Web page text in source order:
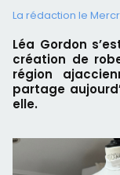
La rédaction le
Léa Gordon
création de
région
partage
elle.